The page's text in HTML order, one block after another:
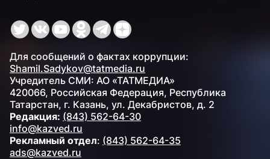
Для сообщений о фактах коррупции:
Shamil.Sadykov@tatmedia.ru
Учредитель СМИ: АО «ТАТМЕДИА»
420066, Российская Федерация, Республика
Татарстан, г. Казань, ул. Декабристов, д. 2
Редакция: (843) 562-64-30
info@kazved.ru
Рекламный отдел: (843) 562-64-35
ads@kazved.ru